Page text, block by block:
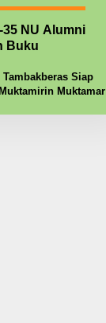
NU Alumni
Buku
Tambakberas Siap
Muktamar